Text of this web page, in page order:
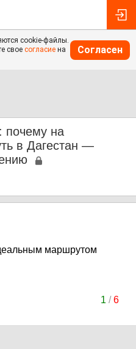
cookie-файлы.
свое согласие на
Согласен
почему на
в Дагестан —
маршрутом
1 /6